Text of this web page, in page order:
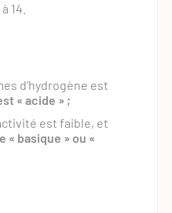
14.
d’hydrogène est
« acide » ;
est faible, et
« basique » ou «